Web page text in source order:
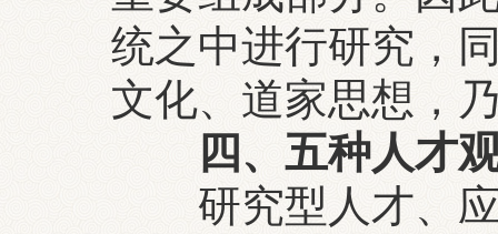
统之中进行研究，
文化、道家思想，
四、五种人才
研究型人才、应